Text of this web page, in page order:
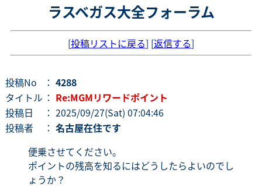
ラスベガス大全フォーラム
[投稿リストに戻る] [返信する]
投稿No ： 4288
タイトル ： Re:MGMリワードポイント
投稿日
： 2025/09/27(Sat) 07:04:46
投稿者
： 名古屋在住です
便乗させてください。
ポイントの残高を知るにはどうしたらよいのでし
ょうか？